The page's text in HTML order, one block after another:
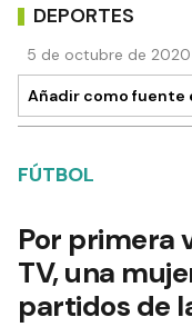
DEPORTES
5 de octubre de 2020
Añadir como fuente
FÚTBOL
Por primera
TV, una
partidos de